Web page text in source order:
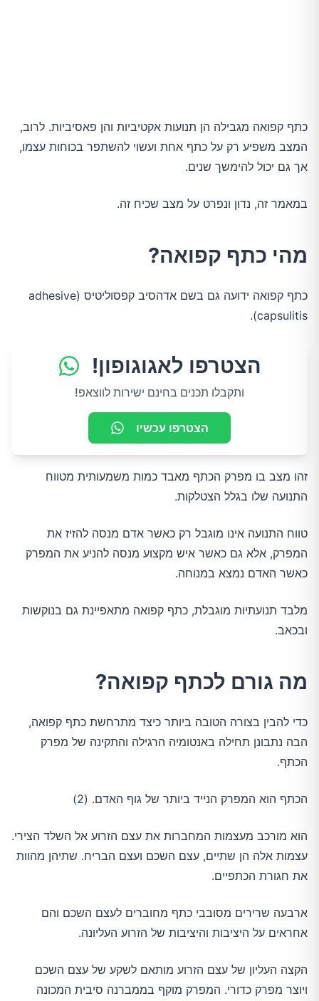
כתף קפואה מגבילה הן תנועות אקטיביות והן פאסיביות. לרוב,
המצב משפיע רק על כתף אחת ועשוי להשתפר בכוחות עצמו,
אך גם יכול להימשך שנים.
במאמר זה, נדון ונפרט על מצב שכיח זה.
מהי כתף קפואה?
כתף קפואה ידועה גם בשם אדהסיב קפסוליטיס (adhesive
capsulitis).
הצטרפו לאגוגופון!
ותקבלו תכנים בחינם ישירות לווצאפ!
הצטרפו עכשיו
זהו מצב בו מפרק הכתף מאבד כמות משמעותית מטווח
התנועה שלו בגלל הצטלקות.
טווח התנועה אינו מוגבל רק כאשר אדם מנסה להזיז את
המפרק, אלא גם כאשר איש מקצוע מנסה להניע את המפרק
כאשר האדם נמצא במנוחה.
מלבד תנועתיות מוגבלת, כתף קפואה מתאפיינת גם בנוקשות
ובכאב.
מה גורם לכתף קפואה?
כדי להבין בצורה הטובה ביותר כיצד מתרחשת כתף קפואה,
הבה נתבונן תחילה באנטומיה הרגילה והתקינה של מפרק
הכתף.
הכתף הוא המפרק הנייד ביותר של גוף האדם. (2)
הוא מורכב מעצמות המחברות את עצם הזרוע אל השלד הצירי.
עצמות אלה הן שתיים, עצם השכם ועצם הבריח. שתיהן מהוות
את חגורת הכתפיים.
ארבעה שרירים מסובבי כתף מחוברים לעצם השכם והם
אחראים על היציבות והיציבות של הזרוע העליונה.
הקצה העליון של עצם הזרוע מותאם לשקע של עצם השכם
ויוצר מפרק כדורי. המפרק מוקף בממברנה סיבית המכונה